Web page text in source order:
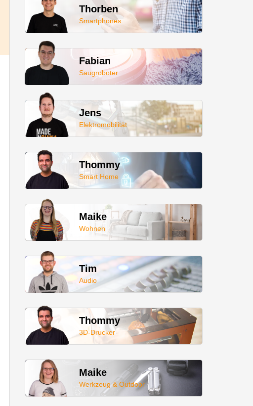
Thorben
Smartphones
Fabian
Saugroboter
Jens
Elektromobilität
Thommy
Smart Home
Maike
Wohnen
Tim
Audio
Thommy
3D-Drucker
Maike
Werkzeug & Outdoor